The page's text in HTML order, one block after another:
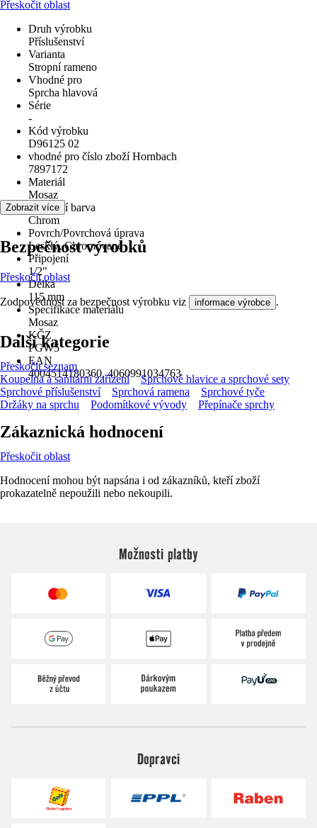
Přeskočit oblast
Druh výrobku
Příslušenství
Varianta
Stropní rameno
Vhodné pro
Sprcha hlavová
Série
-
Kód výrobku
D96125 02
vhodné pro číslo zboží Hornbach
7897172
Materiál
Mosaz
Základní barva
Chrom
Povrch/Povrchová úprava
Lesklý, Chromované
Připojení
1/2"
Délka
115 mm
Specifikace materiálu
Mosaz
KČZ
PGW5
EAN
4004514180360, 4060991034763
Zobrazit více
Bezpečnost výrobků
Přeskočit oblast
Zodpovědnost za bezpečnost výrobku viz informace výrobce .
Další kategorie
Přeskočit seznam
Koupelna a sanitární zařízení
Sprchové hlavice a sprchové sety
Sprchové příslušenství
Sprchová ramena
Sprchové tyče
Držáky na sprchu
Podomítkové vývody Přepínače sprchy
Zákaznická hodnocení
Přeskočit oblast
Hodnocení mohou být napsána i od zákazníků, kteří zboží
prokazatelně nepoužili nebo nekoupili.
Možnosti platby
Dopravci